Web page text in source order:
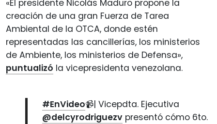
«El presidente Nicolás Maduro propone la
creación de una gran Fuerza de Tarea
Ambiental de la OTCA, donde estén
representadas las cancillerías, los ministerios
de Ambiente, los ministerios de Defensa»,
puntualizó la vicepresidenta venezolana.
#EnVideo📹| Vicepdta. Ejecutiva
@delcyrodriguezv presentó cómo 6to.